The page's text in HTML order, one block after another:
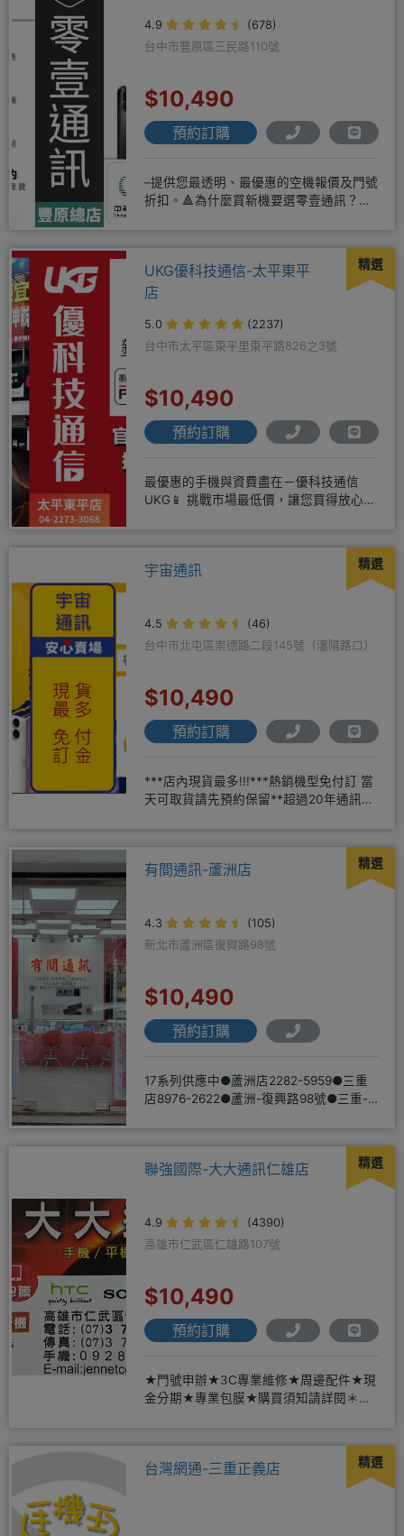
4.9
(678)
台中市豐原區三民路110號
$10,490
預約訂購
–提供您最透明、最優惠的空機報價及門號
折扣。🔺為什麼買新機要選零壹通訊？
精選
UKG優科技通信-太平東平
店
5.0
(2237)
台中市太平區東平里東平路826之3號
$10,490
預約訂購
最優惠的手機與資費盡在－優科技通信
UKG📱 挑戰市場最低價，讓您買得放心又
精選
宇宙通訊
4.5
(46)
台中市北屯區崇德路二段145號（瀋陽路口）
$10,490
預約訂購
***店內現貨最多!!!***熱銷機型免付訂 當
天可取貨請先預約保留**超過20年通訊經
精選
有間通訊-蘆洲店
4.3
(105)
新北市蘆洲區復興路98號
$10,490
預約訂購
17系列供應中●蘆洲店2282-5959●三重
店8976-2622●蘆洲-復興路98號●三重-
精選
聯強國際-大大通訊仁雄店
4.9
(4390)
高雄市仁武區仁雄路107號
$10,490
預約訂購
★門號申辦★3C專業維修★周邊配件★現
金分期★專業包膜★購買須知請詳閱＊來
精選
台灣網通-三重正義店